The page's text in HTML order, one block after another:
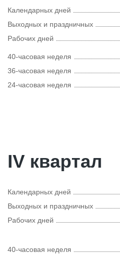
Календарных дней
Выходных и праздничных
Рабочих дней
40-часовая неделя
36-часовая неделя
24-часовая неделя
IV квартал
Календарных дней
Выходных и праздничных
Рабочих дней
40-часовая неделя